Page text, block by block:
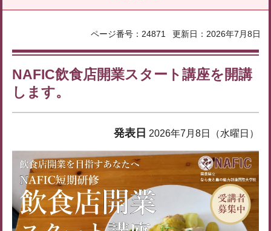
ページ番号：24871 更新日：2026年7月8日
NAFIC飲食店開業スタート講座を開講
します。
発表日 2026年7月8日（水曜日）